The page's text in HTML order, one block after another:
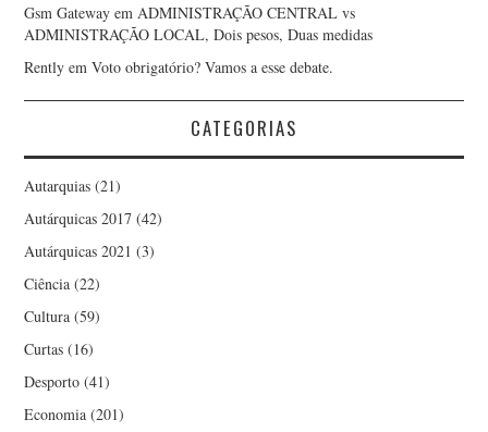
Gsm Gateway emADMINISTRAÇÃO CENTRAL vs
ADMINISTRAÇÃO LOCAL, Dois pesos, Duas medidas
Rently emVoto obrigatório? Vamos a esse debate.
CATEGORIAS
Autarquias (21)
Autárquicas 2017 (42)
Autárquicas 2021 (3)
Ciência (22)
Cultura (59)
Curtas (16)
Desporto (41)
Economia (201)